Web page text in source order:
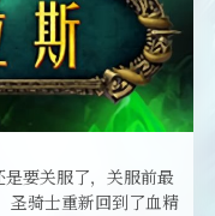
要关服了，关服前最
圣骑士重新回到了血精